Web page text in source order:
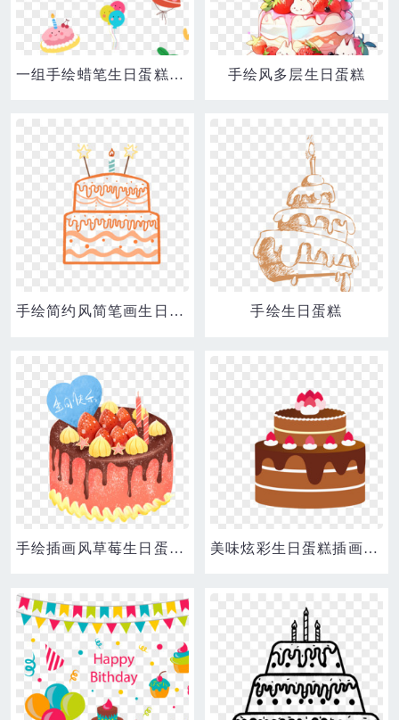
一组手绘蜡笔生日蛋糕手账装饰贴纸元素 手绘风多层生日蛋糕
手绘简约风简笔画生日蛋糕素材 手绘生日蛋糕
手绘插画风草莓生日蛋糕元素 美味炫彩生日蛋糕插画手绘素材